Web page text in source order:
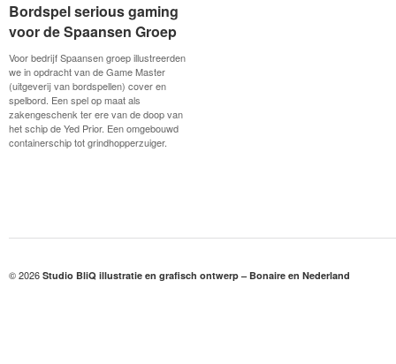
Bordspel serious gaming
voor de Spaansen Groep
Voor bedrijf Spaansen groep illustreerden
we in opdracht van de Game Master
(uitgeverij van bordspellen) cover en
spelbord. Een spel op maat als
zakengeschenk ter ere van de doop van
het schip de Yed Prior. Een omgebouwd
containerschip tot grindhopperzuiger.
Bordspel serious gaming
voor de Spaansen Groep
© 2026 Studio BliQ illustratie en grafisch ontwerp – Bonaire en Nederland